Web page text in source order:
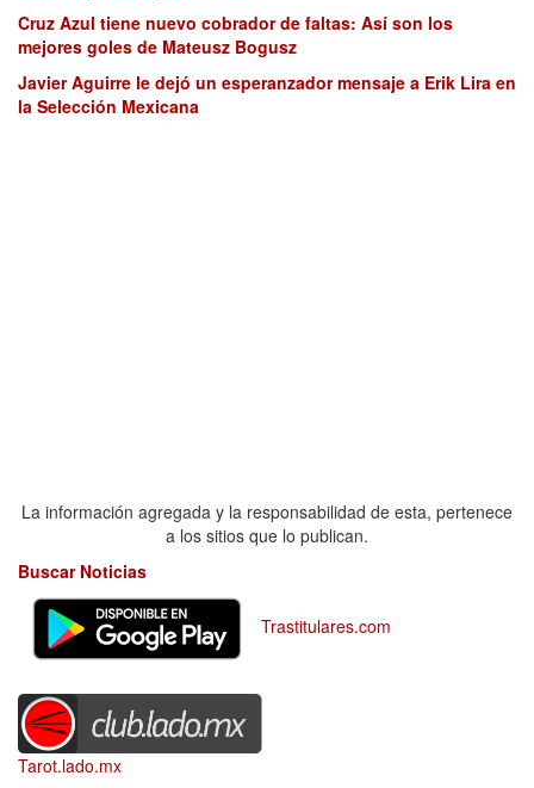
Cruz Azul tiene nuevo cobrador de faltas: Así son los
mejores goles de Mateusz Bogusz
Javier Aguirre le dejó un esperanzador mensaje a Erik Lira en
la Selección Mexicana
La información agregada y la responsabilidad de esta, pertenece
a los sitios que lo publican.
Buscar Noticias
Trastitulares.com
Tarot.lado.mx